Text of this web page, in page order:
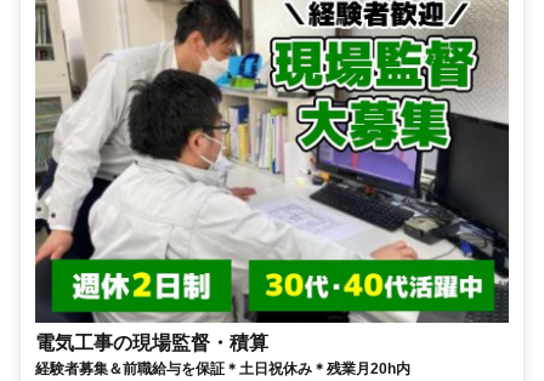
電気工事の現場監督・積算
経験者募集＆前職給与を保証＊土日祝休み＊残業月20h内